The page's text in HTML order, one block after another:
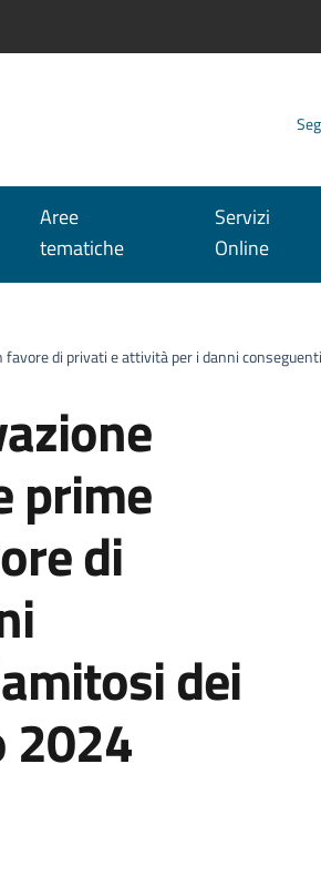
Aree
tematiche
Servizi
Online
di privati e attività per i danni
prime
di
dei
2024